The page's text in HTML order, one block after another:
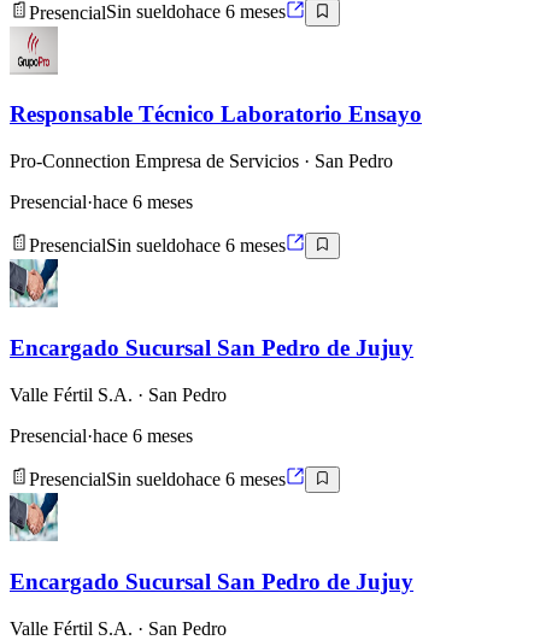
PresencialSin sueldohace 6 meses
Responsable Técnico Laboratorio Ensayo
Pro-Connection Empresa de Servicios · San Pedro
Presencial·hace 6 meses
PresencialSin sueldohace 6 meses
Encargado Sucursal San Pedro de Jujuy
Valle Fértil S.A. · San Pedro
Presencial·hace 6 meses
PresencialSin sueldohace 6 meses
Encargado Sucursal San Pedro de Jujuy
Valle Fértil S.A. · San Pedro